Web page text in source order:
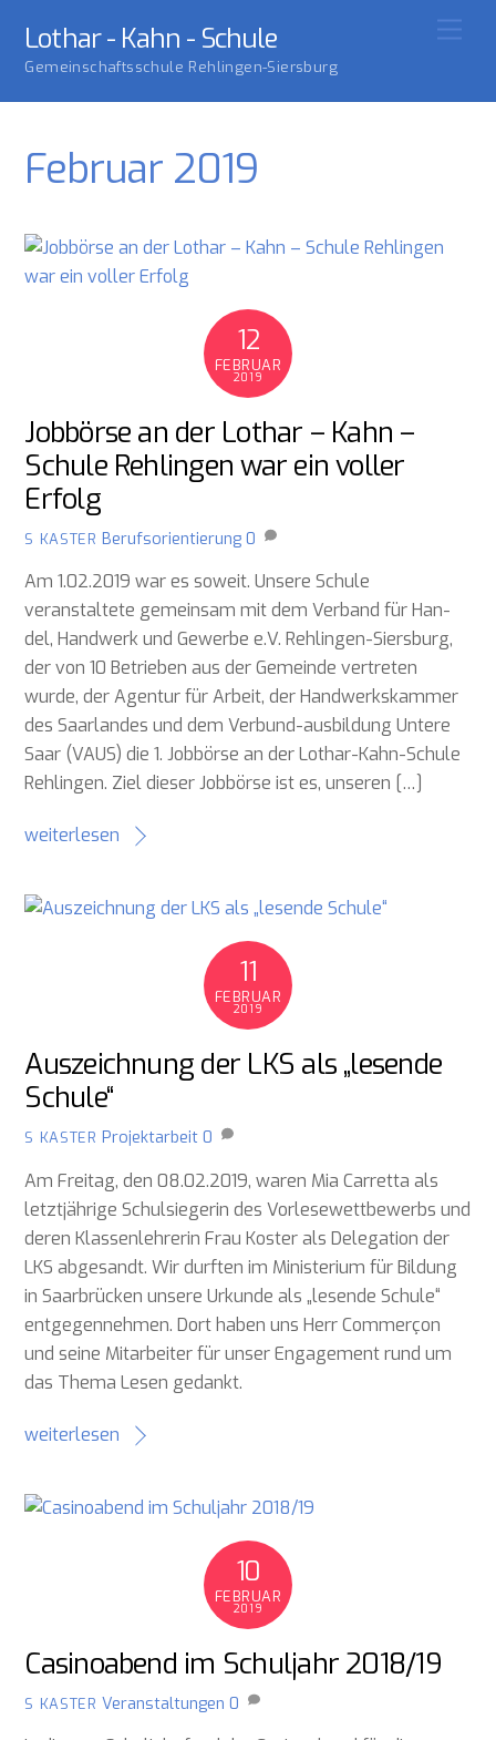
content
Lothar - Kahn - Schule
Gemeinschaftsschule Rehlingen-Siersburg
Februar 2019
12
FEBRUAR
2019
Jobbörse an der Lothar – Kahn –
Schule Rehlingen war ein voller
Erfolg
S KASTER Berufsorientierung 0
Am 1.02.2019 war es soweit. Unsere Schule
veranstaltete gemeinsam mit dem Verband für Han-
del, Handwerk und Gewerbe e.V. Rehlingen-Siersburg,
der von 10 Betrieben aus der Gemeinde vertreten
wurde, der Agentur für Arbeit, der Handwerkskammer
des Saarlandes und dem Verbund-ausbildung Untere
Saar (VAUS) die 1. Jobbörse an der Lothar-Kahn-Schule
Rehlingen. Ziel dieser Jobbörse ist es, unseren […]
weiterlesen
11
FEBRUAR
2019
Auszeichnung der LKS als „lesende
Schule“
S KASTER Projektarbeit 0
Am Freitag, den 08.02.2019, waren Mia Carretta als
letztjährige Schulsiegerin des Vorlesewettbewerbs und
deren Klassenlehrerin Frau Koster als Delegation der
LKS abgesandt. Wir durften im Ministerium für Bildung
in Saarbrücken unsere Urkunde als „lesende Schule“
entgegennehmen. Dort haben uns Herr Commerçon
und seine Mitarbeiter für unser Engagement rund um
das Thema Lesen gedankt.
weiterlesen
10
FEBRUAR
2019
Casinoabend im Schuljahr 2018/19
S KASTER Veranstaltungen 0